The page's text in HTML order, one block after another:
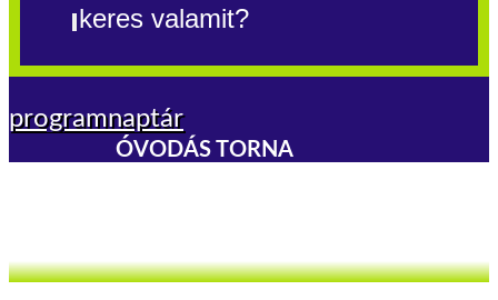
programnaptár
ÓVODÁS TORNA